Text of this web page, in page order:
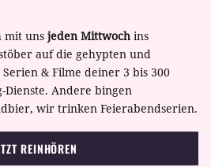
mit uns jeden Mittwoch ins
auf die gehypten und
& Filme deiner 3 bis 300
Dienste. Andere bingen
wir trinken Feierabendserien.
REINHÖREN